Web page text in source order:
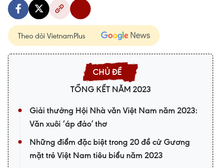
Theo dõi VietnamPlus
TỔNG KẾT NĂM 2023
Giải thưởng Hội Nhà văn Việt Nam năm 2023:
Văn xuôi ‘áp đảo’ thơ
Những điểm đặc biệt trong 20 đề cử Gương
mặt trẻ Việt Nam tiêu biểu năm 2023